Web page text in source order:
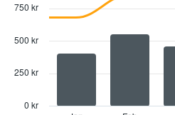
with
data
series.
The
0 kr
250 kr
500 kr
750 kr